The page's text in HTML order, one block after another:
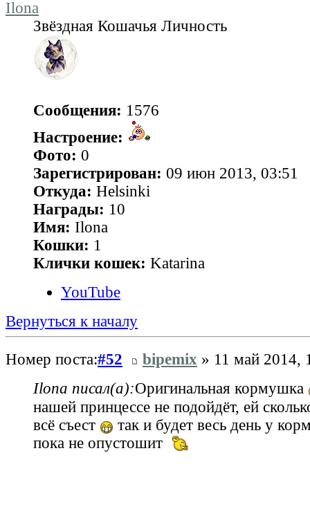
Ilona
Звёздная Кошачья Личность
Сообщения: 1576
Настроение:
Фото: 0
Зарегистрирован: 09 июн 2013, 03:51
Откуда: Helsinki
Награды: 10
Имя: Ilona
Кошки: 1
Клички кошек: Katarina
YouTube
Вернуться к началу
Номер поста:#52 bipemix » 11 май 2014,
Ilona писал(а):Оригинальная кормушка
нашей принцессе не подойдёт, ей
всё съест
так и будет весь день у
пока не опустошит